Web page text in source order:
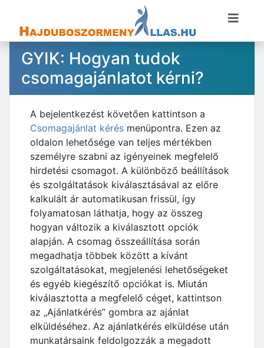
GYIK: Hogyan tudok
csomagajánlatot kérni?
A bejelentkezést követően kattintson a
Csomagajánlat kérés menüpontra. Ezen az
oldalon lehetősége van teljes mértékben
személyre szabni az igényeinek megfelelő
hirdetési csomagot. A különböző beállítások
és szolgáltatások kiválasztásával az előre
kalkulált ár automatikusan frissül, így
folyamatosan láthatja, hogy az összeg
hogyan változik a kiválasztott opciók
alapján. A csomag összeállítása során
megadhatja többek között a kívánt
szolgáltatásokat, megjelenési lehetőségeket
és egyéb kiegészítő opciókat is. Miután
kiválasztotta a megfelelő céget, kattintson
az „Ajánlatkérés” gombra az ajánlat
elküldéséhez. Az ajánlatkérés elküldése után
munkatársaink feldolgozzák a megadott